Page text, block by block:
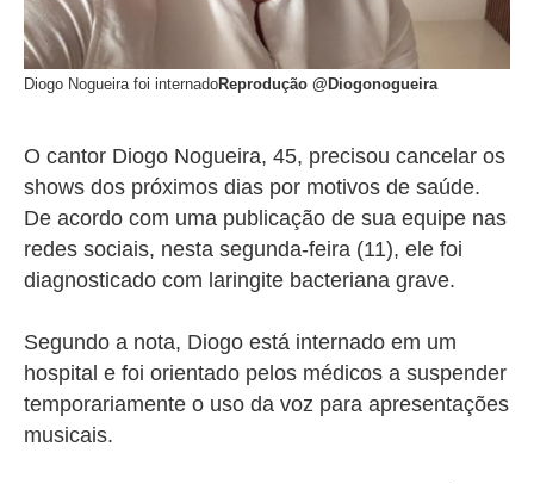
Diogo Nogueira foi internadoReprodução @Diogonogueira
O cantor Diogo Nogueira, 45, precisou cancelar os
shows dos próximos dias por motivos de saúde.
De acordo com uma publicação de sua equipe nas
redes sociais, nesta segunda-feira (11), ele foi
diagnosticado com laringite bacteriana grave.
Segundo a nota, Diogo está internado em um
hospital e foi orientado pelos médicos a suspender
temporariamente o uso da voz para apresentações
musicais.